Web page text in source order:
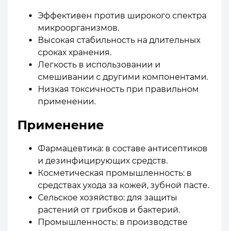
Эффективен против широкого спектра
микроорганизмов.
Высокая стабильность на длительных
сроках хранения.
Легкость в использовании и
смешивании с другими компонентами.
Низкая токсичность при правильном
применении.
Применение
Фармацевтика: в составе антисептиков
и дезинфицирующих средств.
Косметическая промышленность: в
средствах ухода за кожей, зубной пасте.
Сельское хозяйство: для защиты
растений от грибков и бактерий.
Промышленность: в производстве